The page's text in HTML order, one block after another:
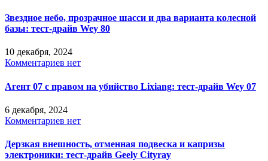
Звездное небо, прозрачное шасси и два варианта колесной
базы: тест-драйв Wey 80
10 декабря, 2024
Комментариев нет
Агент 07 с правом на убийство Lixiang: тест-драйв Wey 07
6 декабря, 2024
Комментариев нет
Дерзкая внешность, отменная подвеска и капризы
электроники: тест-драйв Geely Cityray